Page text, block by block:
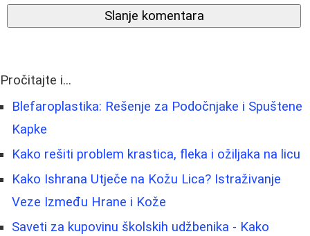
Slanje komentara
Pročitajte i...
Blefaroplastika: Rešenje za Podočnjake i Spuštene
Kapke
Kako rešiti problem krastica, fleka i ožiljaka na licu
Kako Ishrana Utječe na Kožu Lica? Istraživanje
Veze Između Hrane i Kože
Saveti za kupovinu školskih udžbenika - Kako